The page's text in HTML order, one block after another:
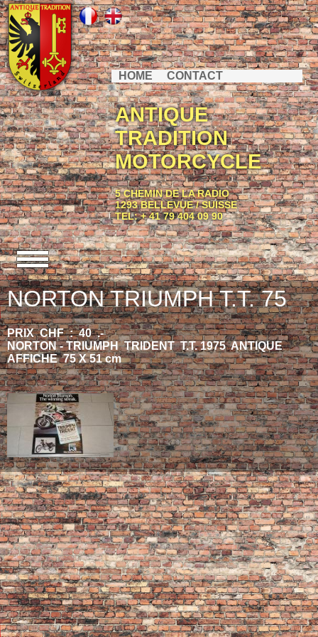
HOME CONTACT
ANTIQUE
TRADITION
MOTORCYCLE
5 CHEMIN DE LA RADIO
1293 BELLEVUE / SUISSE
TEL: + 41 79 404 09 90
NORTON TRIUMPH T.T. 75
PRIX CHF : 40 .-
NORTON - TRIUMPH TRIDENT T.T. 1975 ANTIQUE
AFFICHE 75 X 51 cm